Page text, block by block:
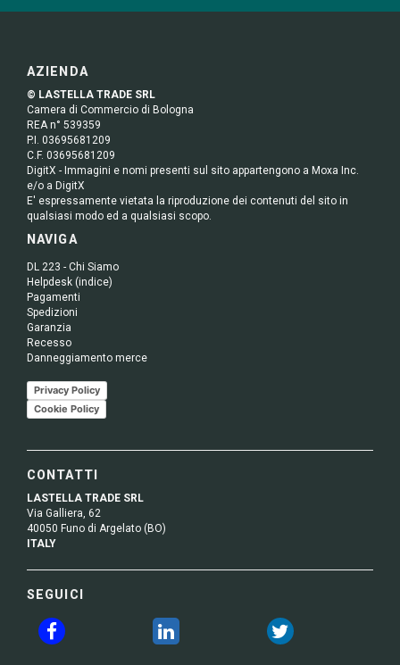
AZIENDA
© LASTELLA TRADE SRL
Camera di Commercio di Bologna
REA n° 539359
P.I. 03695681209
C.F. 03695681209
DigitX - Immagini e nomi presenti sul sito appartengono a Moxa Inc.
e/o a DigitX
E' espressamente vietata la riproduzione dei contenuti del sito in
qualsiasi modo ed a qualsiasi scopo.
NAVIGA
DL 223 - Chi Siamo
Helpdesk (indice)
Pagamenti
Spedizioni
Garanzia
Recesso
Danneggiamento merce
Privacy Policy
Cookie Policy
CONTATTI
LASTELLA TRADE SRL
Via Galliera, 62
40050 Funo di Argelato (BO)
ITALY
SEGUICI